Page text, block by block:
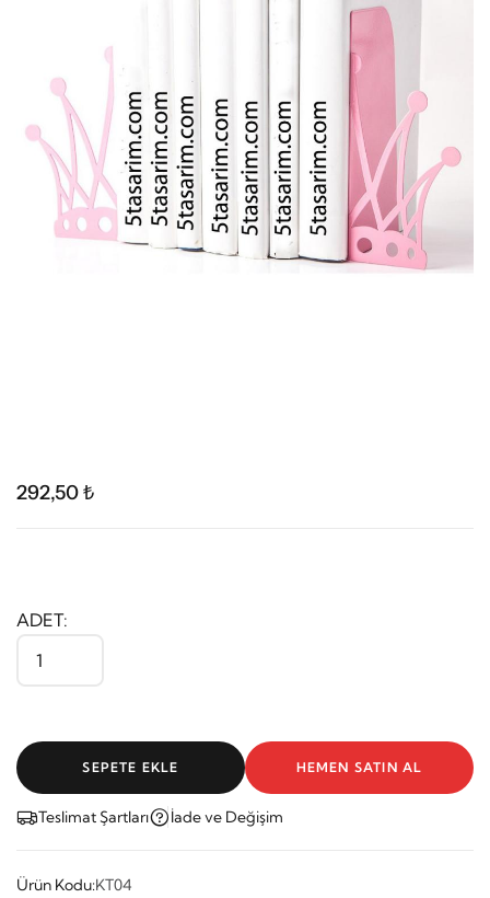
292,50 ₺
ADET:
SEPETE EKLE HEMEN SATIN AL
Teslimat Şartları İade ve Değişim
Ürün Kodu:KT04